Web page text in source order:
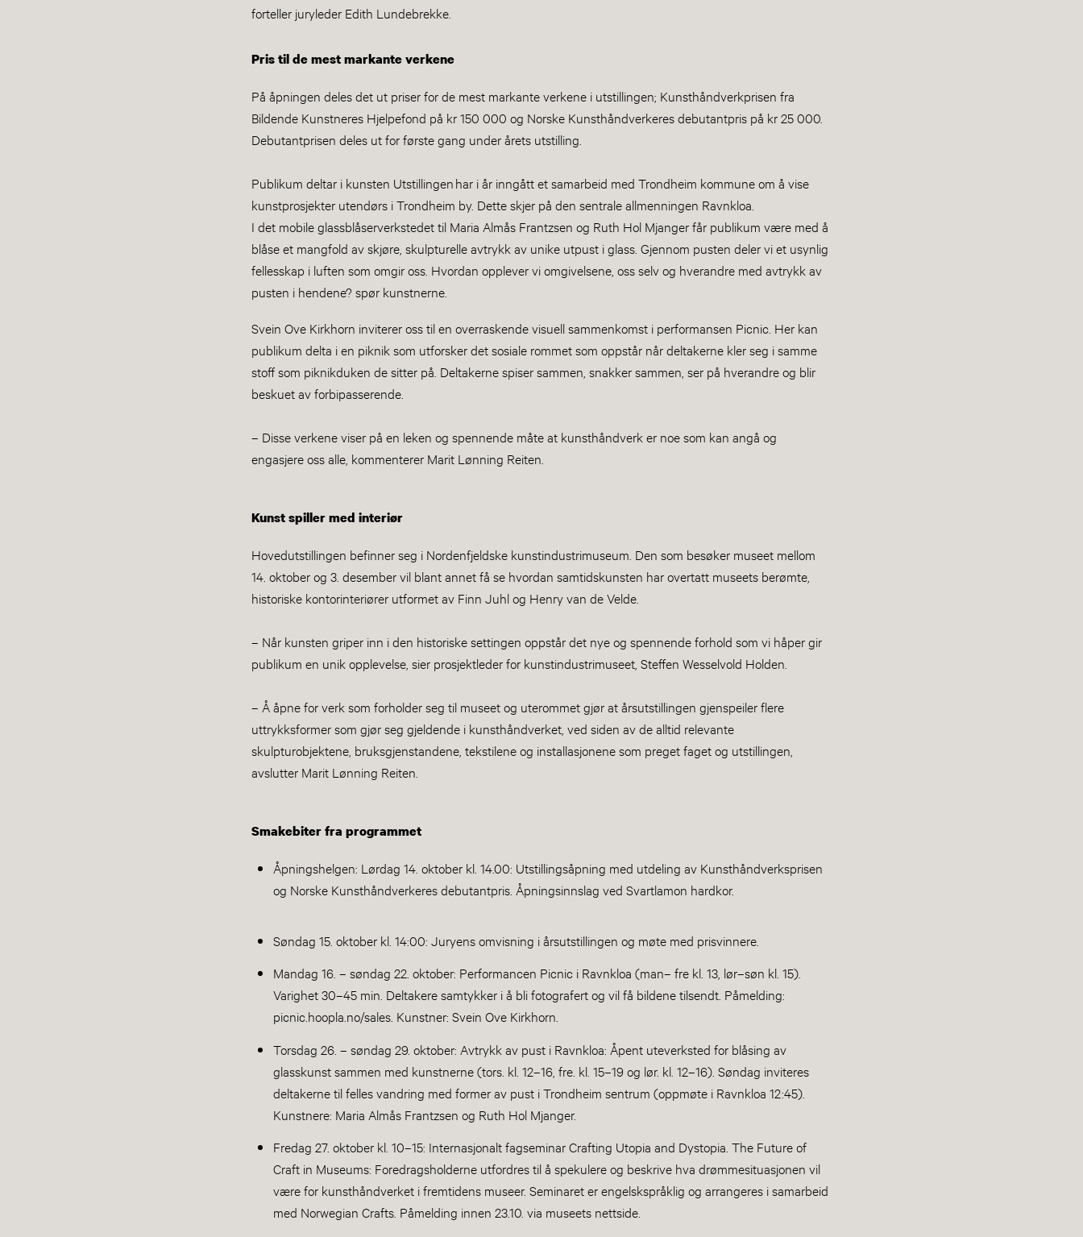
forteller juryleder Edith Lundebrekke.
Pris til de mest markante verkene
På åpningen deles det ut priser for de mest markante verkene i utstillingen; Kunsthåndverkprisen fra
Bildende Kunstneres Hjelpefond på kr 150 000 og Norske Kunsthåndverkeres debutantpris på kr 25 000.
Debutantprisen deles ut for første gang under årets utstilling.
Publikum deltar i kunsten Utstillingen har i år inngått et samarbeid med Trondheim kommune om å vise
kunstprosjekter utendørs i Trondheim by. Dette skjer på den sentrale allmenningen Ravnkloa.
I det mobile glassblåserverkstedet til Maria Almås Frantzsen og Ruth Hol Mjanger får publikum være med å
blåse et mangfold av skjøre, skulpturelle avtrykk av unike utpust i glass. Gjennom pusten deler vi et usynlig
fellesskap i luften som omgir oss. Hvordan opplever vi omgivelsene, oss selv og hverandre med avtrykk av
pusten i hendene? spør kunstnerne.
Svein Ove Kirkhorn inviterer oss til en overraskende visuell sammenkomst i performansen Picnic. Her kan
publikum delta i en piknik som utforsker det sosiale rommet som oppstår når deltakerne kler seg i samme
stoff som piknikduken de sitter på. Deltakerne spiser sammen, snakker sammen, ser på hverandre og blir
beskuet av forbipasserende.
– Disse verkene viser på en leken og spennende måte at kunsthåndverk er noe som kan angå og
engasjere oss alle, kommenterer Marit Lønning Reiten.
Kunst spiller med interiør
Hovedutstillingen befinner seg i Nordenfjeldske kunstindustrimuseum. Den som besøker museet mellom
14. oktober og 3. desember vil blant annet få se hvordan samtidskunsten har overtatt museets berømte,
historiske kontorinteriører utformet av Finn Juhl og Henry van de Velde.
– Når kunsten griper inn i den historiske settingen oppstår det nye og spennende forhold som vi håper gir
publikum en unik opplevelse, sier prosjektleder for kunstindustrimuseet, Steffen Wesselvold Holden.
– Å åpne for verk som forholder seg til museet og uterommet gjør at årsutstillingen gjenspeiler flere
uttrykksformer som gjør seg gjeldende i kunsthåndverket, ved siden av de alltid relevante
skulpturobjektene, bruksgjenstandene, tekstilene og installasjonene som preget faget og utstillingen,
avslutter Marit Lønning Reiten.
Smakebiter fra programmet
Åpningshelgen: Lørdag 14. oktober kl. 14.00: Utstillingsåpning med utdeling av Kunsthåndverksprisen
og Norske Kunsthåndverkeres debutantpris. Åpningsinnslag ved Svartlamon hardkor.
Søndag 15. oktober kl. 14:00: Juryens omvisning i årsutstillingen og møte med prisvinnere.
Mandag 16. – søndag 22. oktober: Performancen Picnic i Ravnkloa (man– fre kl. 13, lør–søn kl. 15).
Varighet 30–45 min. Deltakere samtykker i å bli fotografert og vil få bildene tilsendt. Påmelding:
picnic.hoopla.no/sales. Kunstner: Svein Ove Kirkhorn.
Torsdag 26. – søndag 29. oktober: Avtrykk av pust i Ravnkloa: Åpent uteverksted for blåsing av
glasskunst sammen med kunstnerne (tors. kl. 12–16, fre. kl. 15–19 og lør. kl. 12–16). Søndag inviteres
deltakerne til felles vandring med former av pust i Trondheim sentrum (oppmøte i Ravnkloa 12:45).
Kunstnere: Maria Almås Frantzsen og Ruth Hol Mjanger.
Fredag 27. oktober kl. 10–15: Internasjonalt fagseminar Crafting Utopia and Dystopia. The Future of
Craft in Museums: Foredragsholderne utfordres til å spekulere og beskrive hva drømmesituasjonen vil
være for kunsthåndverket i fremtidens museer. Seminaret er engelskspråklig og arrangeres i samarbeid
med Norwegian Crafts. Påmelding innen 23.10. via museets nettside.